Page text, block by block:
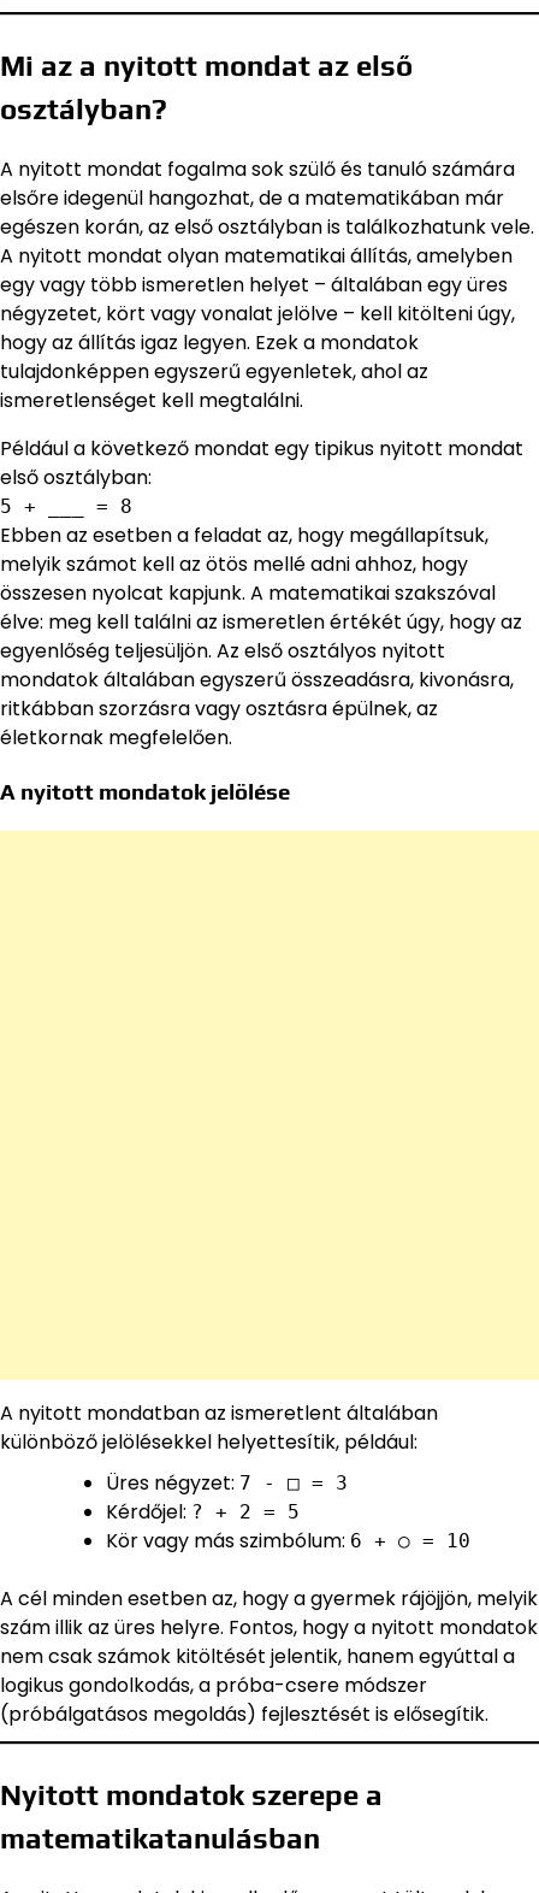
Mi az a nyitott mondat az első
osztályban?
A nyitott mondat fogalma sok szülő és tanuló számára
elsőre idegenül hangozhat, de a matematikában már
egészen korán, az első osztályban is találkozhatunk vele.
A nyitott mondat olyan matematikai állítás, amelyben
egy vagy több ismeretlen helyet – általában egy üres
négyzetet, kört vagy vonalat jelölve – kell kitölteni úgy,
hogy az állítás igaz legyen. Ezek a mondatok
tulajdonképpen egyszerű egyenletek, ahol az
ismeretlenséget kell megtalálni.
Például a következő mondat egy tipikus nyitott mondat
első osztályban:
5 + ___ = 8
Ebben az esetben a feladat az, hogy megállapítsuk,
melyik számot kell az ötös mellé adni ahhoz, hogy
összesen nyolcat kapjunk. A matematikai szakszóval
élve: meg kell találni az ismeretlen értékét úgy, hogy az
egyenlőség teljesüljön. Az első osztályos nyitott
mondatok általában egyszerű összeadásra, kivonásra,
ritkábban szorzásra vagy osztásra épülnek, az
életkornak megfelelően.
A nyitott mondatok jelölése
A nyitott mondatban az ismeretlent általában
különböző jelölésekkel helyettesítik, például:
Üres négyzet: 7 - □ = 3
Kérdőjel: ? + 2 = 5
Kör vagy más szimbólum: 6 + ○ = 10
A cél minden esetben az, hogy a gyermek rájöjjön, melyik
szám illik az üres helyre. Fontos, hogy a nyitott mondatok
nem csak számok kitöltését jelentik, hanem egyúttal a
logikus gondolkodás, a próba-csere módszer
(próbálgatásos megoldás) fejlesztését is elősegítik.
Nyitott mondatok szerepe a
matematikatanulásban